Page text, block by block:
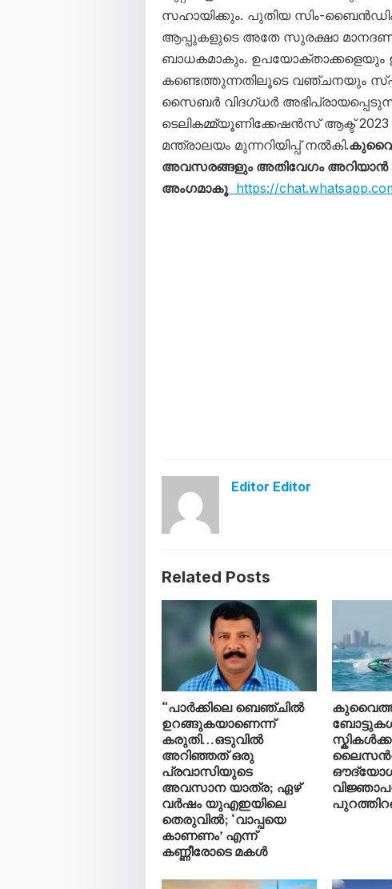
സഹായിക്കും. പുതിയ സിം-
ആപ്പുകളുടെ അതേ സുരക്ഷാ
ബാധകമാകും.
കണ്ടെത്തുന്നതിലൂടെ വഞ്ചനയും
സൈബർ വിദഗ്ധർ
ടെലികമ്മ്യൂണിക്കേഷൻസ് ആക്ട്
മന്ത്രാലയം മുന്നറിയിപ്പ് നൽകി.
അവസരങ്ങളും അതിവേഗം അറിയാൻ
അംഗമാകൂ https://
Editor Editor
Related Posts
“പാർക്കിലെ ബെഞ്ചിൽ
ഉറങ്ങുകയാണെന്ന്
കരുതി…ഒടുവിൽ
അറിഞ്ഞത് ഒരു
പ്രവാസിയുടെ
അവസാന യാത്ര; ഏഴ്
വർഷം യുഎഇയിലെ
തെരുവിൽ; ‘വാപ്പയെ
കാണണം’ എന്ന്
കണ്ണീരോടെ മകൾ